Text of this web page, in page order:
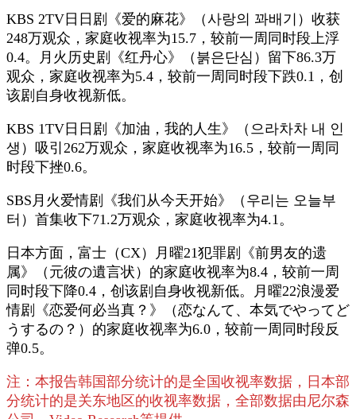
KBS 2TV日日剧《爱的麻花》（사랑의 꽈배기）收获
248万观众，家庭收视率为15.7，较前一周同时段上浮
0.4。月火历史剧《红丹心》（붉은단심）留下86.3万
观众，家庭收视率为5.4，较前一周同时段下跌0.1，创
该剧自身收视新低。
KBS 1TV日日剧《加油，我的人生》（으라차차 내 인
생）吸引262万观众，家庭收视率为16.5，较前一周同
时段下挫0.6。
SBS月火爱情剧《我们从今天开始》（우리는 오늘부
터）首集收下71.2万观众，家庭收视率为4.1。
日本方面，富士（CX）月曜21犯罪剧《前男友的遗
属》（元彼の遺言状）的家庭收视率为8.4，较前一周
同时段下降0.4，创该剧自身收视新低。月曜22浪漫爱
情剧《恋爱何必当真？》（恋なんて、本気でやってど
うするの？）的家庭收视率为6.0，较前一周同时段反
弹0.5。
注：本报告韩国部分统计的是全国收视率数据，日本部
分统计的是关东地区的收视率数据，全部数据由尼尔森